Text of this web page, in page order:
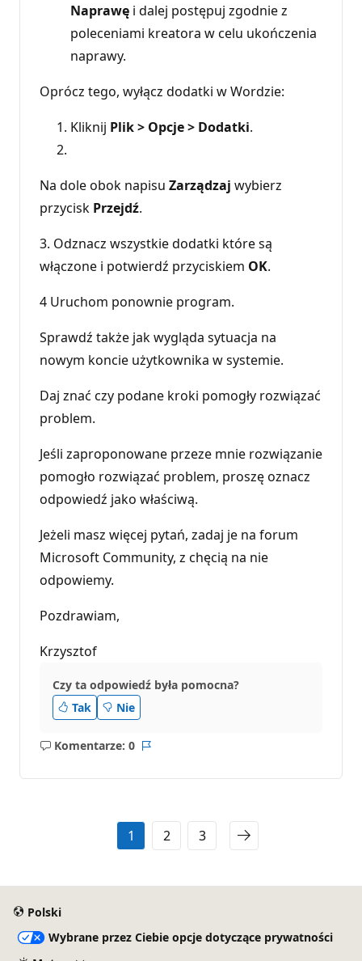
Naprawę i dalej postępuj zgodnie z
poleceniami kreatora w celu ukończenia
naprawy.
Oprócz tego, wyłącz dodatki w Wordzie:
Kliknij Plik > Opcje > Dodatki.
Na dole obok napisu Zarządzaj wybierz
przycisk Przejdź.
3. Odznacz wszystkie dodatki które są
włączone i potwierdź przyciskiem OK.
4 Uruchom ponownie program.
Sprawdź także jak wygląda sytuacja na
nowym koncie użytkownika w systemie.
Daj znać czy podane kroki pomogły rozwiązać
problem.
Jeśli zaproponowane przeze mnie rozwiązanie
pomogło rozwiązać problem, proszę oznacz
odpowiedź jako właściwą.
Jeżeli masz więcej pytań, zadaj je na forum
Microsoft Community, z chęcią na nie
odpowiemy.
Pozdrawiam,
Krzysztof
Czy ta odpowiedź była pomocna?
Tak
Nie
Komentarze: 0
Brak
1 2 3
Polski
Wybrane przez Ciebie opcje dotyczące prywatności